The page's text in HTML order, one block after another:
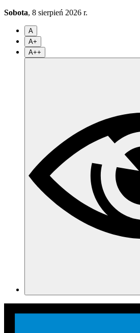
Sobota, 8 sierpień 2026 r.
A
A+
A++